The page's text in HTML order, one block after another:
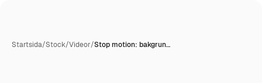
Startsida/Stock/Videor/Stop motion: bakgrun…